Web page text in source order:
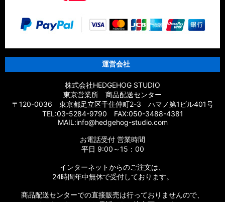
運営会社
株式会社HEDGEHOG STUDIO
東京営業所 商品配送センター
〒120-0036 東京都足立区千住仲町2-3 ハマノ第1ビル401号
TEL:03-5284-9790 FAX:050-3488-4381
MAIL:info@hedgehog-studio.com
お電話受付 営業時間
平日 9:00～15：00
インターネットからのご注文は、
24時間年中無休で受付しております。
商品配送センターでの直接販売は行っておりませんので、